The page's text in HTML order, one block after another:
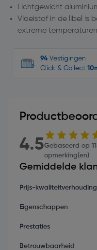
Lichtgewicht
Vloeistof in de libel is
extreme temperaturen
94 Vestigingen
Click & Collect
4.5Gebaseerd op
opmerking(en)
Gemiddelde
Prijs-kwaliteitverhouding
Eigenschappen
Prestaties
Betrouwbaarheid